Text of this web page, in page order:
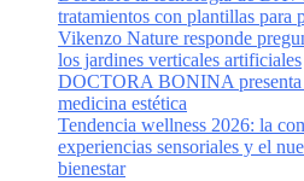
tratamientos con plantillas para
Vikenzo Nature responde
los jardines verticales artificiales
DOCTORA BONINA presenta
medicina estética
Tendencia wellness 2026: la
experiencias sensoriales y el
bienestar